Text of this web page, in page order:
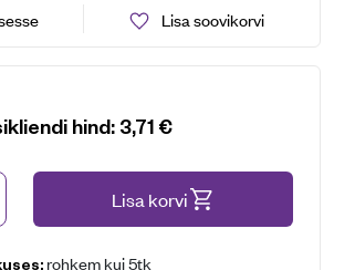
Lisa soovikorvi
hind: 3,71€
Lisa korvi
rohkem kui 5tk